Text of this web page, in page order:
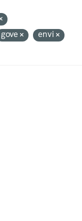
gove
envi